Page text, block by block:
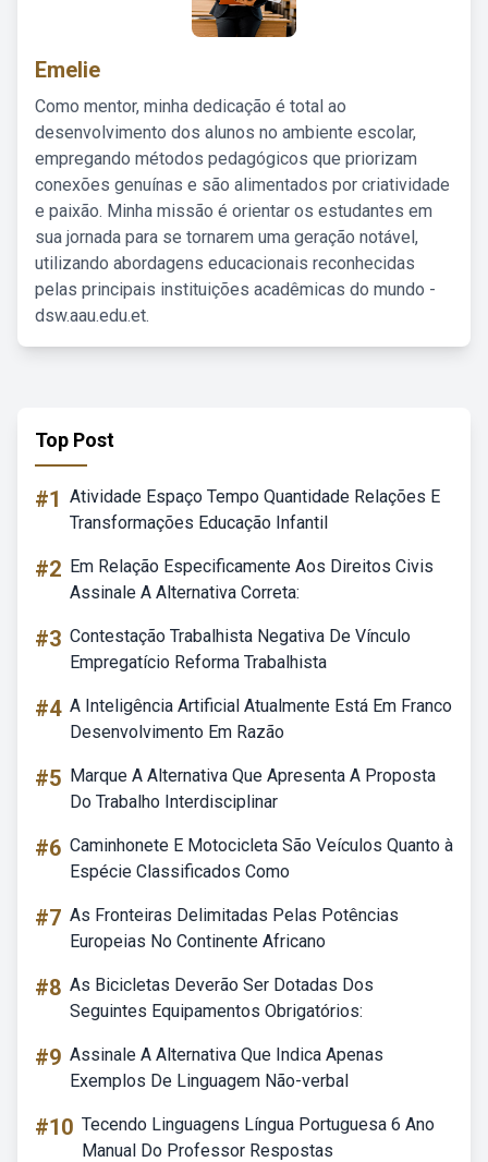
Emelie
Como mentor, minha dedicação é total ao
desenvolvimento dos alunos no ambiente escolar,
empregando métodos pedagógicos que priorizam
conexões genuínas e são alimentados por criatividade
e paixão. Minha missão é orientar os estudantes em
sua jornada para se tornarem uma geração notável,
utilizando abordagens educacionais reconhecidas
pelas principais instituições acadêmicas do mundo -
dsw.aau.edu.et.
Top Post
#1 Atividade Espaço Tempo Quantidade Relações E
Transformações Educação Infantil
#2 Em Relação Especificamente Aos Direitos Civis
Assinale A Alternativa Correta:
#3 Contestação Trabalhista Negativa De Vínculo
Empregatício Reforma Trabalhista
#4 A Inteligência Artificial Atualmente Está Em Franco
Desenvolvimento Em Razão
#5 Marque A Alternativa Que Apresenta A Proposta
Do Trabalho Interdisciplinar
#6 Caminhonete E Motocicleta São Veículos Quanto à
Espécie Classificados Como
#7 As Fronteiras Delimitadas Pelas Potências
Europeias No Continente Africano
#8 As Bicicletas Deverão Ser Dotadas Dos
Seguintes Equipamentos Obrigatórios:
#9 Assinale A Alternativa Que Indica Apenas
Exemplos De Linguagem Não-verbal
#10 Tecendo Linguagens Língua Portuguesa 6 Ano
Manual Do Professor Respostas